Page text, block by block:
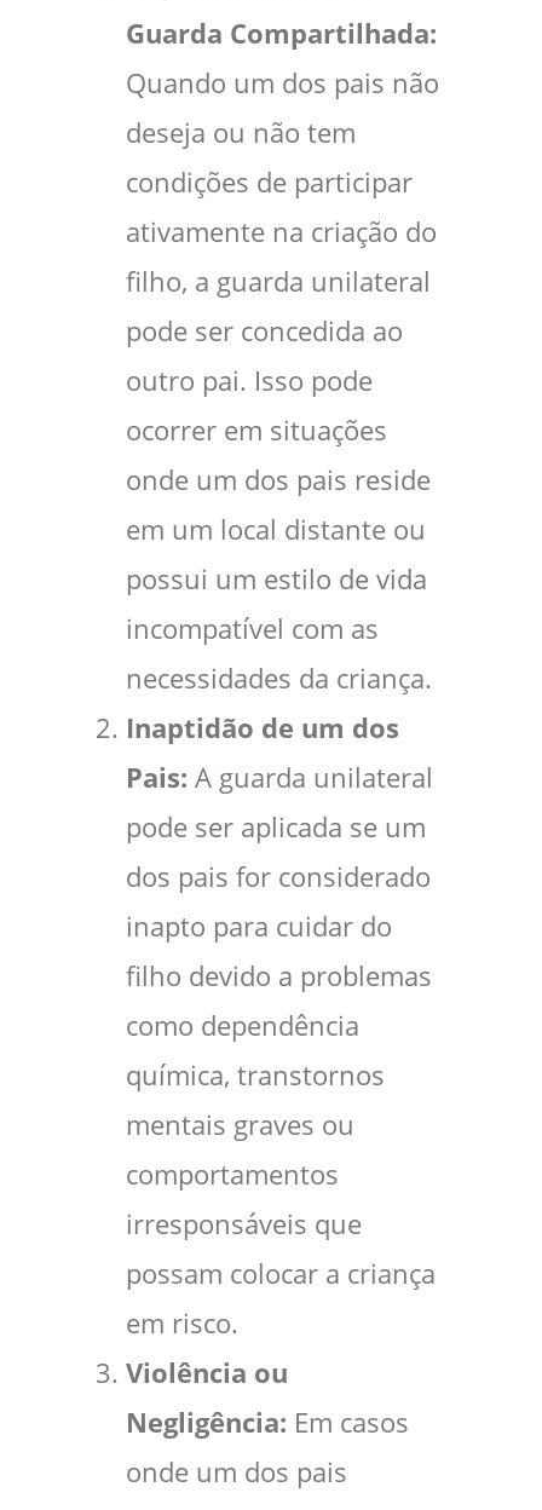
Guarda Compartilhada:
Quando um dos pais não
deseja ou não tem
condições de participar
ativamente na criação do
filho, a guarda unilateral
pode ser concedida ao
outro pai. Isso pode
ocorrer em situações
onde um dos pais reside
em um local distante ou
possui um estilo de vida
incompatível com as
necessidades da criança.
Inaptidão de um dos
Pais: A guarda unilateral
pode ser aplicada se um
dos pais for considerado
inapto para cuidar do
filho devido a problemas
como dependência
química, transtornos
mentais graves ou
comportamentos
irresponsáveis que
possam colocar a criança
em risco.
Violência ou
Negligência: Em casos
onde um dos pais